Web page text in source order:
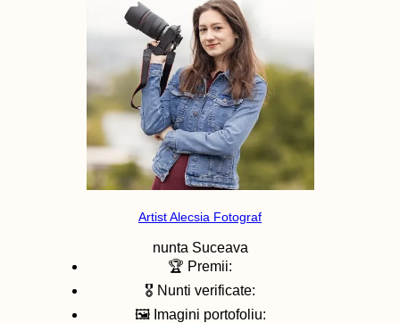
Artist Alecsia Fotograf
nunta Suceava
🏆 Premii:
🎖️ Nunti verificate:
🖼️ Imagini portofoliu: